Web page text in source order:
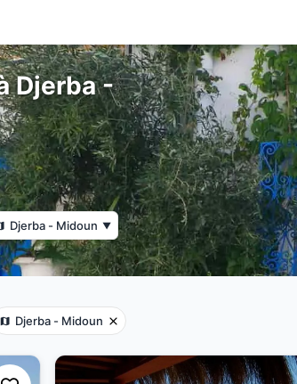
Djerba -
Djerba - Midoun ▼
Djerba - Midoun